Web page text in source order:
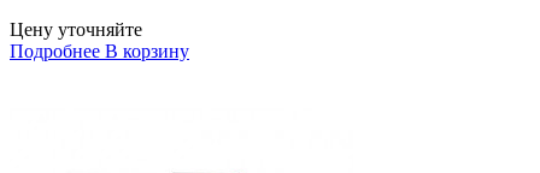
Цену уточняйте
Подробнее В корзину